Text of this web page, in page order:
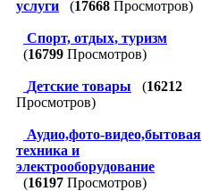
услуги
(17668 Просмотров)
Спорт, отдых, туризм
(16799 Просмотров)
Детские товары (16212
Просмотров)
Аудио,фото-видео,бытовая
техника и
электрооборудование
(16197 Просмотров)